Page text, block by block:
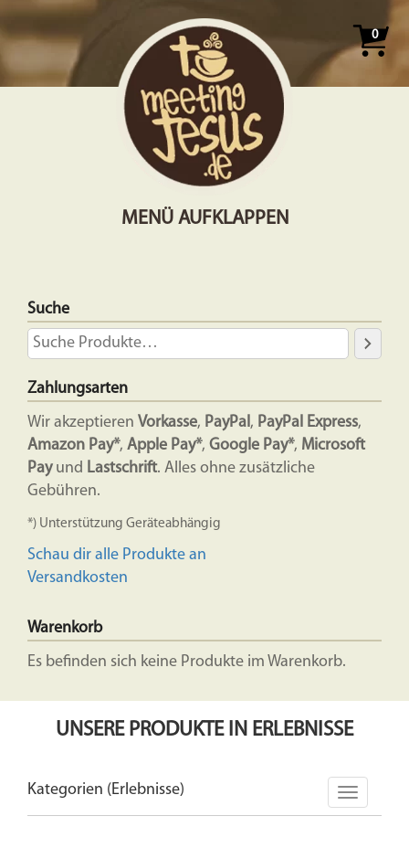
0
MENÜ AUFKLAPPEN
Suche
Zahlungsarten
Wir akzeptieren Vorkasse, PayPal, PayPal Express,
Amazon Pay*, Apple Pay*, Google Pay*, Microsoft
Payund Lastschrift. Alles ohne zusätzliche
Gebühren.
*) Unterstützung Geräteabhängig
Schau dir alle Produkte an
Versandkosten
Warenkorb
Es befinden sich keine Produkte im Warenkorb.
UNSERE PRODUKTE IN ERLEBNISSE
Kategorien (Erlebnisse)